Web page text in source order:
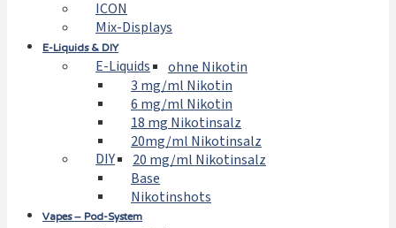
ICON
Mix-Displays
E-Liquids & DIY
E-Liquids
ohne Nikotin
3 mg/ml Nikotin
6 mg/ml Nikotin
18 mg Nikotinsalz
20mg/ml Nikotinsalz
DIY
20 mg/ml Nikotinsalz
Base
Nikotinshots
Vapes – Pod-System